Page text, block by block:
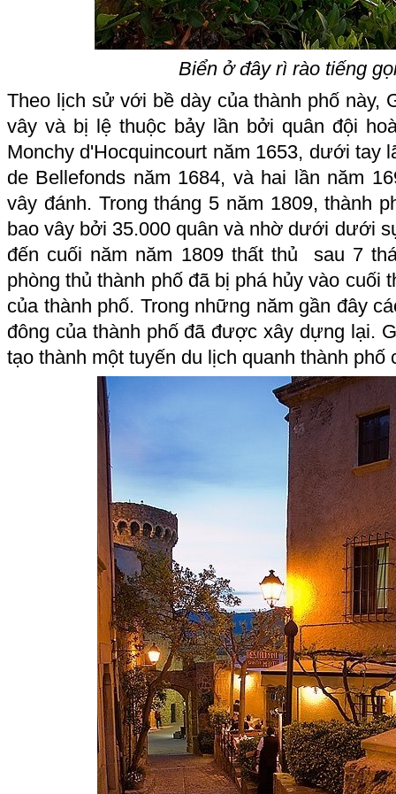
Biển ở đây rì rào tiếng
Theo lịch sử với bề dày của thành phố này,
vây và bị lệ thuộc bảy lần bởi quân đội
Monchy d'Hocquincourt năm 1653, dưới tay
de Bellefonds năm 1684, và hai lần năm
vây đánh. Trong tháng 5 năm 1809, thành
bao vây bởi 35.000 quân và nhờ dưới dưới
đến cuối năm năm 1809 thất thủ sau 7
phòng thủ thành phố đã bị phá hủy vào cuối
của thành phố. Trong những năm gần đây
đông của thành phố đã được xây dựng lại.
tạo thành một tuyến du lịch quanh thành phố